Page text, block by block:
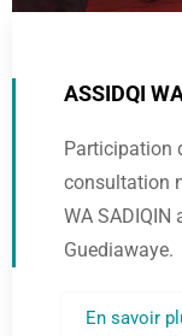
ASSIDQI
Participation
consultation
WA SADIQIN
Guediawaye.
En savoir